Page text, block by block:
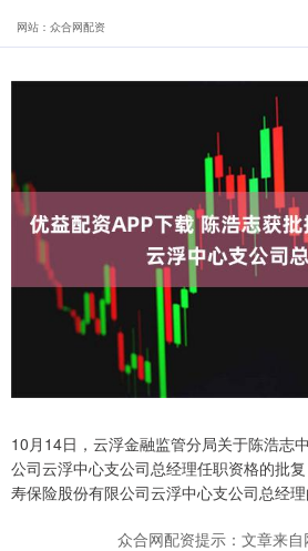
网站：众合网配资
10月14日，云浮金融监管分局关于陈浩志
公司云浮中心支公司总经理任职资格的批
寿保险股份有限公司云浮中心支公司总经理
众合网配资提示：文章来自